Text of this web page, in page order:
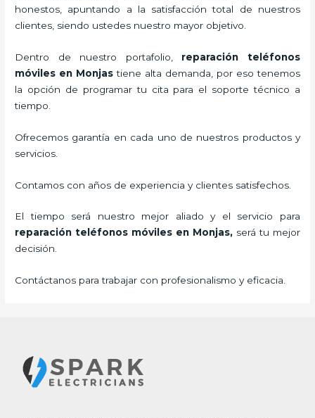
honestos, apuntando a la satisfacción total de nuestros
clientes, siendo ustedes nuestro mayor objetivo.
Dentro de nuestro portafolio, reparación teléfonos
móviles en Monjas tiene alta demanda, por eso tenemos
la opción de programar tu cita para el soporte técnico a
tiempo.
Ofrecemos garantía en cada uno de nuestros productos y
servicios.
Contamos con años de experiencia y clientes satisfechos.
El tiempo será nuestro mejor aliado y el servicio para
reparación teléfonos móviles en Monjas, será tu mejor
decisión.
Contáctanos para trabajar con profesionalismo y eficacia.